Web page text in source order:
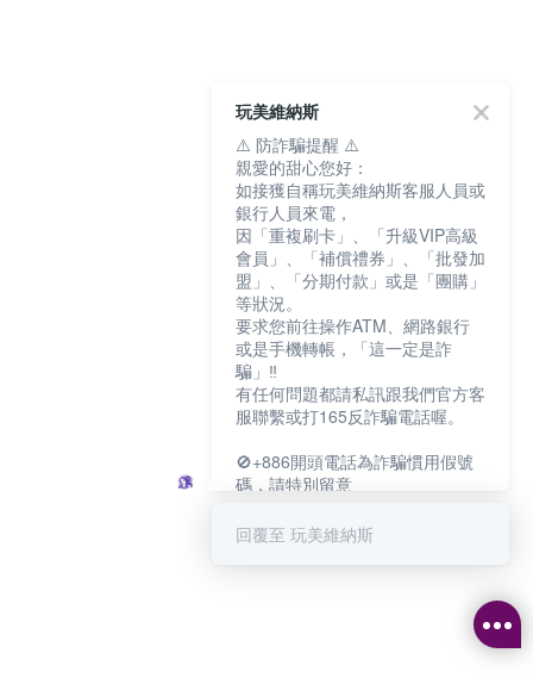
玩美維納斯
⚠️ 防詐騙提醒 ⚠️
親愛的甜心您好：
如接獲自稱玩美維納斯客服人員或
銀行人員來電，
因「重複刷卡」、「升級VIP高級
會員」、「補償禮券」、「批發加
盟」、「分期付款」或是「團購」
等狀況。
要求您前往操作ATM、網路銀行
或是手機轉帳，「這一定是詐
騙」‼️
有任何問題都請私訊跟我們官方客
服聯繫或打165反詐騙電話喔。
🚫+886開頭電話為詐騙慣用假號
碼，請特別留意
如何聯繫玩美維納斯客服?
可點擊下方對話框 "回覆 玩美維納
回覆至 玩美維納斯